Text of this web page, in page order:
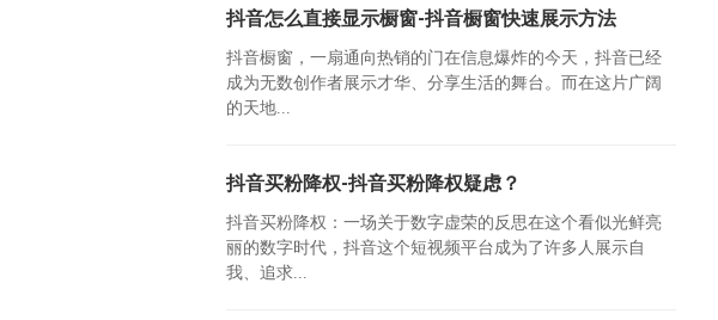
抖音怎么直接显示橱窗-抖音橱窗快速展示方法
抖音橱窗，一扇通向热销的门在信息爆炸的今天，抖音已经
成为无数创作者展示才华、分享生活的舞台。而在这片广阔
的天地...
抖音买粉降权-抖音买粉降权疑虑？
抖音买粉降权：一场关于数字虚荣的反思在这个看似光鲜亮
丽的数字时代，抖音这个短视频平台成为了许多人展示自
我、追求...